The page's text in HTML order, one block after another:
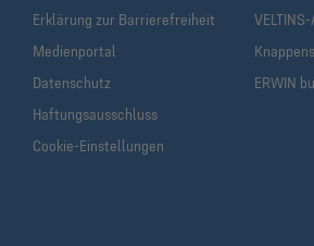
Erklärung zur Barrierefreiheit
Medienportal
Datenschutz
Haftungsausschluss
Cookie-Einstellungen
ERWIN